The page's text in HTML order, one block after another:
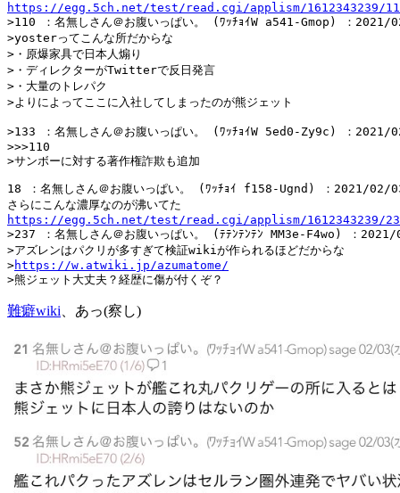
https://egg.5ch.net/test/read.cgi/applism/1612343239/
>110 ：名無しさん＠お腹いっぱい。 (ﾜｯﾁｮｲW a541-Gmop) ：
>yosterってこんな所だからな
>・原爆家具で日本人煽り
>・ディレクターがTwitterで反日発言
>・大量のトレパク
>よりによってここに入社してしまったのが熊ジェット
>133 ：名無しさん＠お腹いっぱい。 (ﾜｯﾁｮｲW 5ed0-Zy9c) ：
>>>110
18 ：名無しさん＠お腹いっぱい。 (ﾜｯﾁｮｲ f158-Ugnd) ：2021/
https://egg.5ch.net/test/read.cgi/applism/1612343239/
>237 ：名無しさん＠お腹いっぱい。 (ﾃﾃﾝﾃﾝﾃﾝ MM3e-F4wo) ：
>アズレンはパクリが多すぎて検証wikiが作られるほどだからな
>https://w.atwiki.jp/azumatome/
難癖wiki 、あっ(察し)